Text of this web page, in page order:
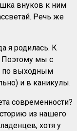
внуков к ним
Речь же
я родилась. К
Поэтому мы с
по выходным
и в каникулы.
современности?
из нашего
хотя у